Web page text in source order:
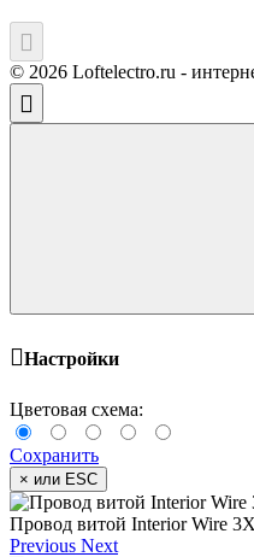
© 2026 Loftelectro.ru -
Настройки
Цветовая схема:
Сохранить
× или ESC
Провод витой Interior Wire
Previous Next